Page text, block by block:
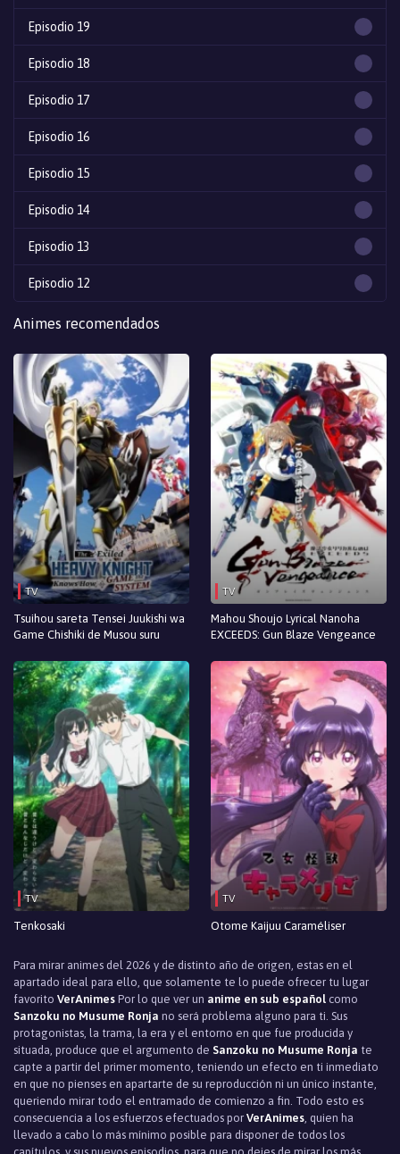
Episodio 19
Episodio 18
Episodio 17
Episodio 16
Episodio 15
Episodio 14
Episodio 13
Episodio 12
Episodio 11
Episodio 10
Episodio 9
Episodio 8
Episodio 7
Episodio 6
Episodio 5
Episodio 4
Episodio 3
Animes recomendados
TV
Tsuihou sareta Tensei Juukishi wa
Game Chishiki de Musou suru
TV
Mahou Shoujo Lyrical Nanoha
EXCEEDS: Gun Blaze Vengeance
TV
Tenkosaki
TV
Otome Kaijuu Caraméliser
Para mirar animes del 2026 y de distinto año de origen, estas en el
apartado ideal para ello, que solamente te lo puede ofrecer tu lugar
favorito VerAnimes Por lo que ver un anime en sub español como
Sanzoku no Musume Ronja no será problema alguno para ti. Sus
protagonistas, la trama, la era y el entorno en que fue producida y
situada, produce que el argumento de Sanzoku no Musume Ronja te
capte a partir del primer momento, teniendo un efecto en ti inmediato
en que no pienses en apartarte de su reproducción ni un único instante,
queriendo mirar todo el entramado de comienzo a fin. Todo esto es
consecuencia a los esfuerzos efectuados por VerAnimes , quien ha
llevado a cabo lo más mínimo posible para disponer de todos los